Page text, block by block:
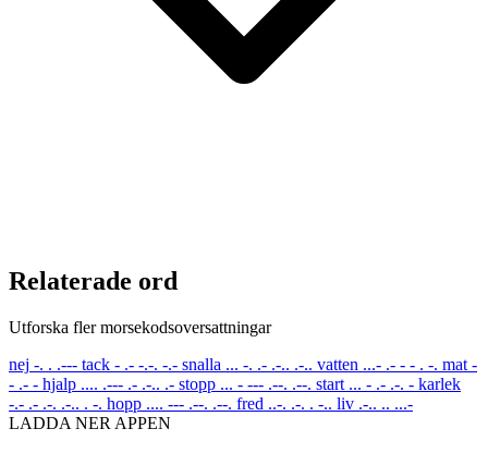
Relaterade ord
Utforska fler morsekodsoversattningar
nej -. . .--- tack - .- -.-. -.- snalla ... -. .- .-.. .-.. vatten ...- .- - - . -. mat -
- .- - hjalp .... .--- .- .-.. .- stopp ... - --- .--. .--. start ... - .- .-. - karlek
-.- .- .-. .-.. . -. hopp .... --- .--. .--. fred ..-. .-. . -.. liv .-.. .. ...-
LADDA NER APPEN